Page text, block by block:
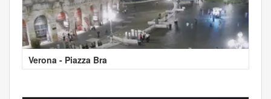
Verona - Piazza Bra